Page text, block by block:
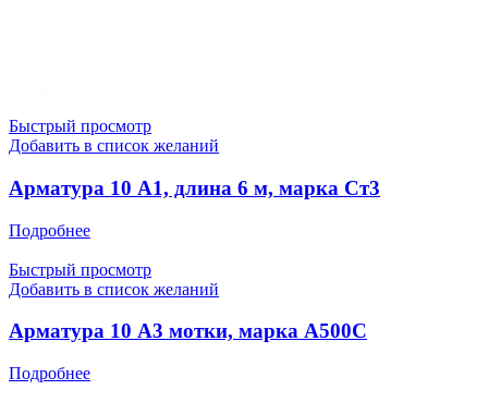
Быстрый просмотр
Добавить в список желаний
Арматура 10 А1, длина 6 м, марка Ст3
Подробнее
Быстрый просмотр
Добавить в список желаний
Арматура 10 А3 мотки, марка А500С
Подробнее